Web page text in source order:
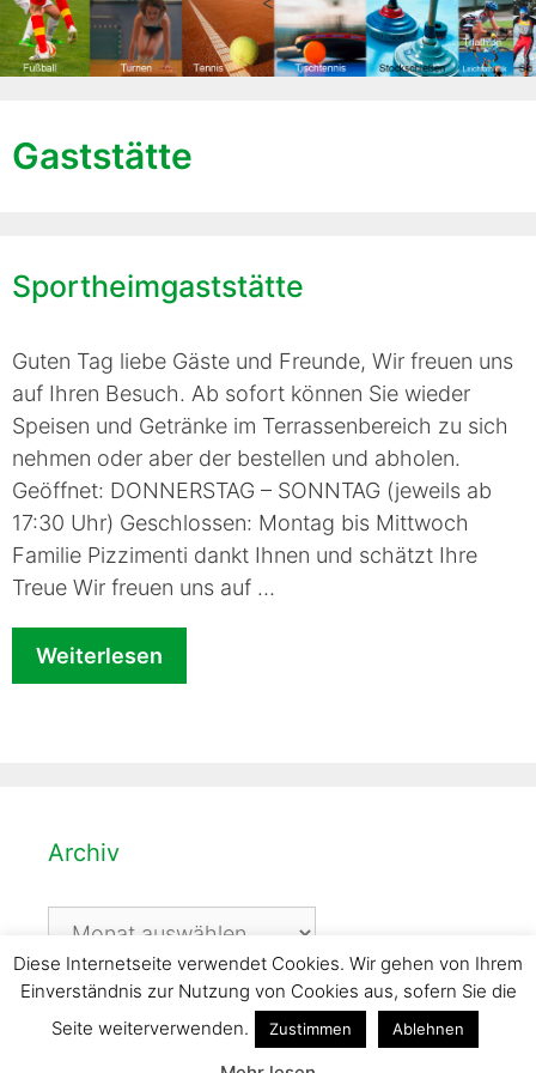
Gaststätte
Sportheimgaststätte
Guten Tag liebe Gäste und Freunde, Wir freuen uns
auf Ihren Besuch. Ab sofort können Sie wieder
Speisen und Getränke im Terrassenbereich zu sich
nehmen oder aber der bestellen und abholen.
Geöffnet: DONNERSTAG – SONNTAG (jeweils ab
17:30 Uhr) Geschlossen: Montag bis Mittwoch
Familie Pizzimenti dankt Ihnen und schätzt Ihre
Treue Wir freuen uns auf …
Weiterlesen
Archiv
Archiv
Diese Internetseite verwendet Cookies. Wir gehen von Ihrem
Einverständnis zur Nutzung von Cookies aus, sofern Sie die
Seite weiterverwenden.
Zustimmen Ablehnen